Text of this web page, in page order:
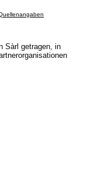
Sàrl getragen, in